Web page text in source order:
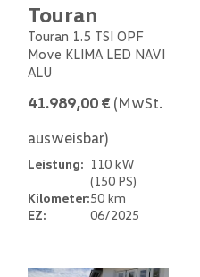
Touran
Touran 1.5 TSI OPF
Move KLIMA LED NAVI
ALU
41.989,00 € (MwSt.
ausweisbar)
Leistung: 110 kW
(150 PS)
Kilometer:50 km
EZ:
06/2025